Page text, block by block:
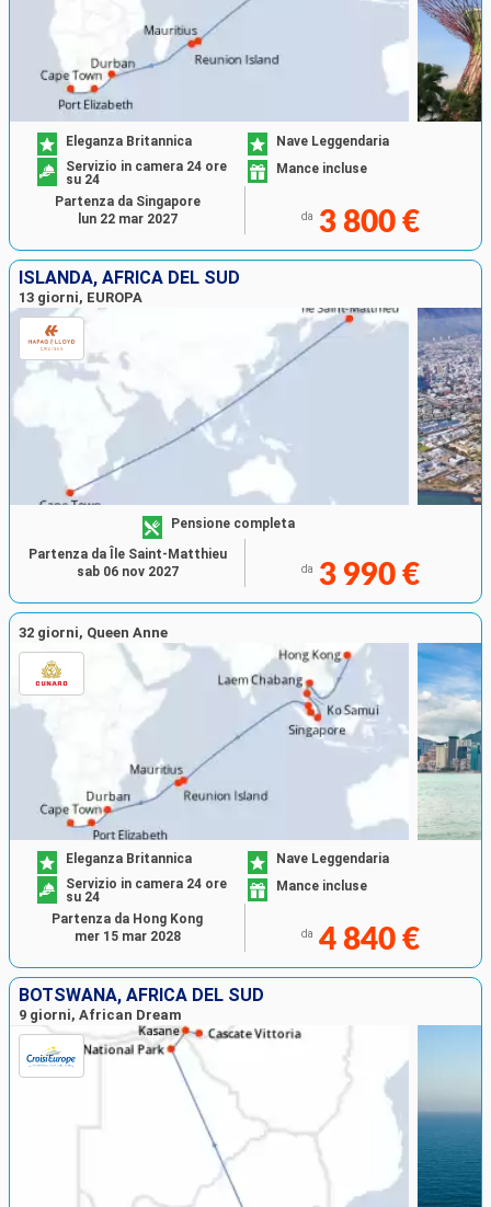
Eleganza Britannica
Nave Leggendaria
Servizio in camera 24 ore
su 24
Mance incluse
da 3 800 €
Partenza da Singapore
lun 22 mar 2027
ISLANDA, AFRICA DEL SUD
13 giorni, EUROPA
Pensione completa
da 3 990 €
Partenza da Île Saint-Matthieu
sab 06 nov 2027
32 giorni, Queen Anne
Eleganza Britannica
Nave Leggendaria
Servizio in camera 24 ore
su 24
Mance incluse
da 4 840 €
Partenza da Hong Kong
mer 15 mar 2028
BOTSWANA, AFRICA DEL SUD
9 giorni, African Dream